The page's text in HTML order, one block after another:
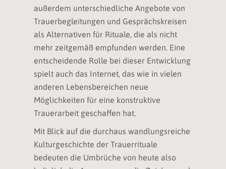
außerdem unterschiedliche Angebote von
Trauerbegleitungen und Gesprächskreisen
als Alternativen für Rituale, die als nicht
mehr zeitgemäß empfunden werden. Eine
entscheidende Rolle bei dieser Entwicklung
spielt auch das Internet, das wie in vielen
anderen Lebensbereichen neue
Möglichkeiten für eine konstruktive
Trauerarbeit geschaffen hat.
Mit Blick auf die durchaus wandlungsreiche
Kulturgeschichte der Trauerrituale
bedeuten die Umbrüche von heute also